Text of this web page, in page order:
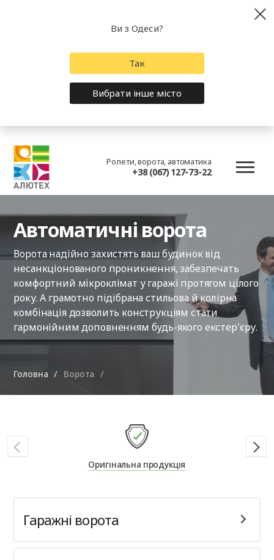
Ролети, ворота, автоматика
+38 (067) 127-73-22
Автоматичні ворота
Ворота надійно захистять ваш будинок від
несанкціонованого проникнення, забезпечать
комфортний мікроклімат у гаражі протягом цілого
року. А грамотно підібрана стильова й колірна
комбінація дозволить конструкціям стати
гармонійним доповненням будь-якого екстер'єру.
Головна Ворота
Оригінальна продукція
Гаражні ворота
Ви з Одеси?
Так
Вибрати інше місто